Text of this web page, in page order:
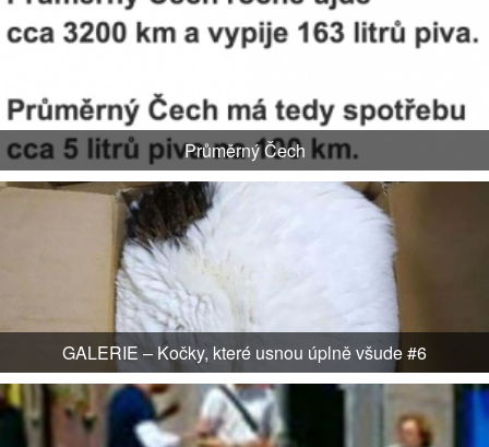
Průměrný Čech
GALERIE – Kočky, které usnou úplně všude #6